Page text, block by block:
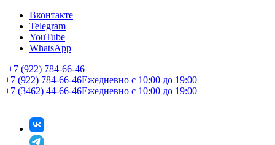
Вконтакте
Telegram
YouTube
WhatsApp
+7 (922) 784-66-46
+7 (922) 784-66-46Ежедневно с 10:00 до 19:00
+7 (3462) 44-66-46Ежедневно с 10:00 до 19:00